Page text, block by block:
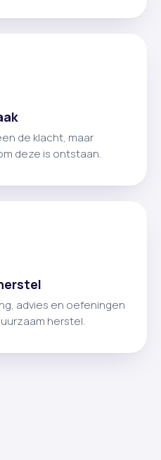
de klacht, maar
deze is ontstaan.
advies en oefeningen
herstel.